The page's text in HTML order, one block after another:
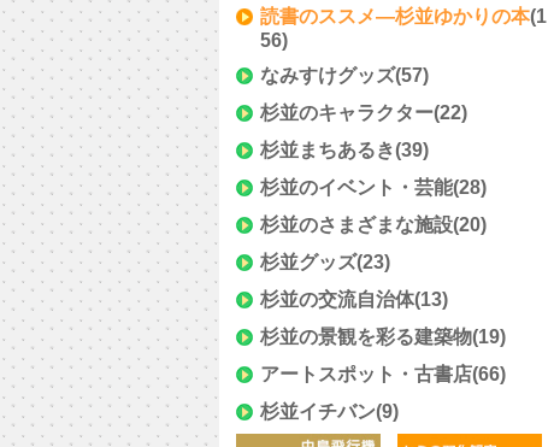
読書のススメ―杉並ゆかりの本(1
56)
なみすけグッズ(57)
杉並のキャラクター(22)
杉並まちあるき(39)
杉並のイベント・芸能(28)
杉並のさまざまな施設(20)
杉並グッズ(23)
杉並の交流自治体(13)
杉並の景観を彩る建築物(19)
アートスポット・古書店(66)
杉並イチバン(9)